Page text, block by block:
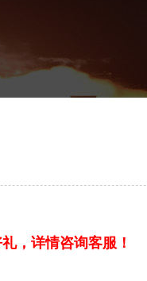
，详情咨询客服！